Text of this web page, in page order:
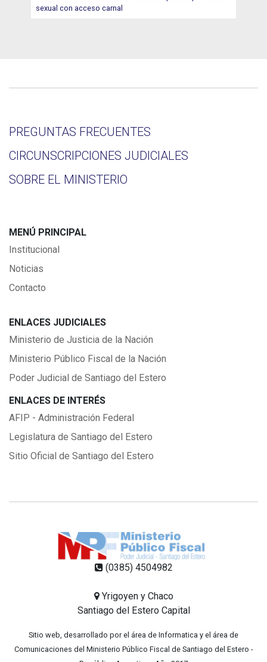
sexual con acceso carnal
PREGUNTAS FRECUENTES
CIRCUNSCRIPCIONES JUDICIALES
SOBRE EL MINISTERIO
MENÚ PRINCIPAL
Institucional
Noticias
Contacto
ENLACES JUDICIALES
Ministerio de Justicia de la Nación
Ministerio Público Fiscal de la Nación
Poder Judicial de Santiago del Estero
ENLACES DE INTERÉS
AFIP - Administración Federal
Legislatura de Santiago del Estero
Sitio Oficial de Santiago del Estero
(0385) 4504982
Yrigoyen y Chaco
Santiago del Estero Capital
Sitio web, desarrollado por el área de Informatica y el área de
Comunicaciones del Ministerio Público Fiscal de Santiago del Estero -